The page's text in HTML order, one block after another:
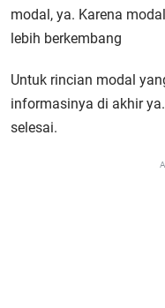
modal, ya. Karena
lebih berkembang
Untuk rincian modal
informasinya di akhir
selesai.